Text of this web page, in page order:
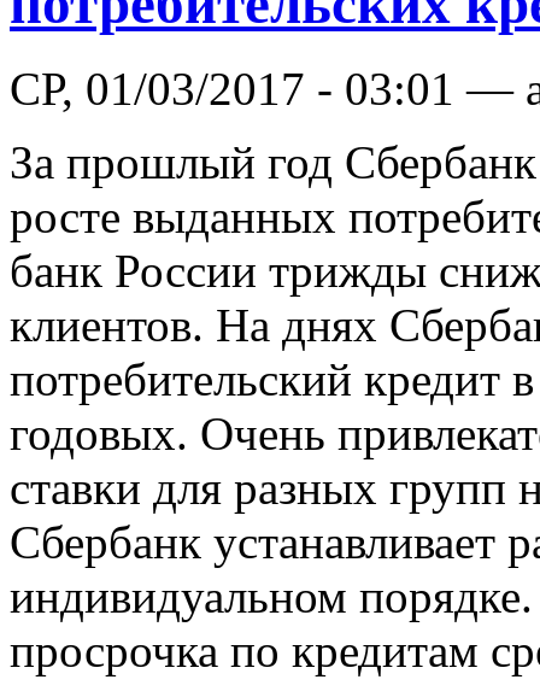
СР, 01/03/2017 - 03:01 —
За прошлый год
росте выданных
банк России трижды
клиентов. На днях
потребительский кредит
годовых. Очень
ставки для разных групп
Сбербанк устанавливает
индивидуальном
просрочка по кредитам